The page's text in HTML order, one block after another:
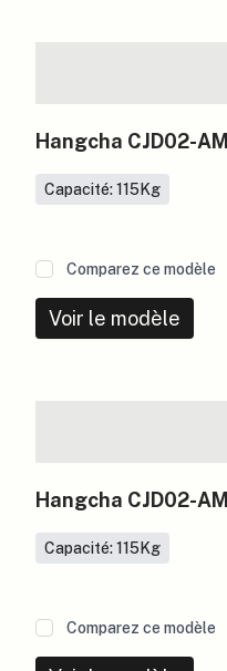
Hangcha CJD02-
Capacité: 115Kg
Comparez ce modèle
Voir le modèle
Hangcha CJD02-
Capacité: 115Kg
Comparez ce modèle